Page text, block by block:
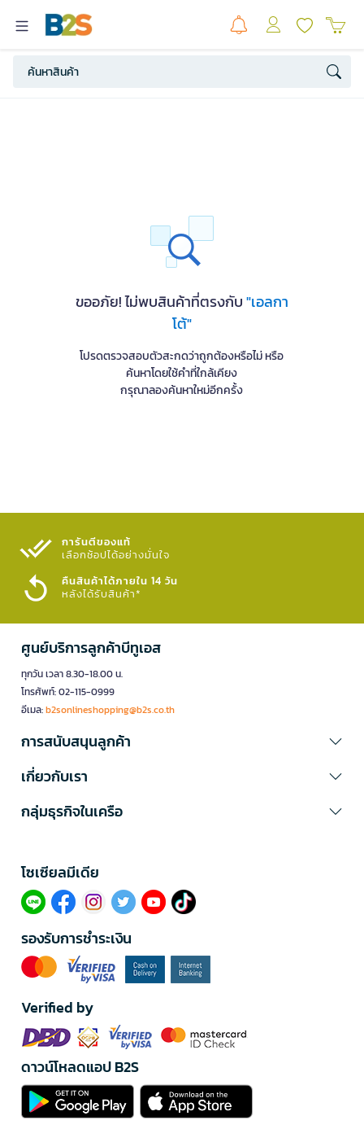
ขออภัย! ไม่พบสินค้าที่ตรงกับ"เอลกา
โต้"
โปรดตรวจสอบตัวสะกดว่าถูกต้องหรือไม่ หรือ
ค้นหาโดยใช้คำที่ใกล้เคียง
กรุณาลองค้นหาใหม่อีกครั้ง
การันตีของแท้
เลือกช้อปได้อย่างมั่นใจ​
คืนสินค้าได้ภายใน 14 วัน
หลังได้รับสินค้า*
ศูนย์บริการลูกค้าบีทูเอส
ทุกวัน เวลา 8.30-18.00 น.
โทรศัพท์: 02-115-0999
อีเมล:b2sonlineshopping@b2s.co.th
การสนับสนุนลูกค้า
เกี่ยวกับเรา
กลุ่มธุรกิจในเครือ
โซเซียลมีเดีย​
รองรับการชำระเงิน
Verified by
ดาวน์โหลดแอป B2S